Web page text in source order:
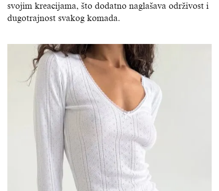
svojim kreacijama, što dodatno naglašava održivost i
dugotrajnost svakog komada.